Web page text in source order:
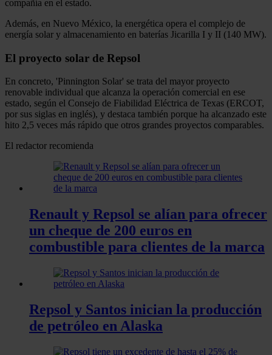
compañía en el estado.
Además, en Nuevo México, la energética opera el complejo de
energía solar y almacenamiento en baterías Jicarilla I y II (140 MW).
El proyecto solar de Repsol
En concreto, 'Pinnington Solar' se trata del mayor proyecto
renovable individual que alcanza la operación comercial en ese
estado, según el Consejo de Fiabilidad Eléctrica de Texas (ERCOT,
por sus siglas en inglés), y destaca también porque ha alcanzado este
hito 2,5 veces más rápido que otros grandes proyectos comparables.
El redactor recomienda
Renault y Repsol se alían para ofrecer
un cheque de 200 euros en
combustible para clientes de la marca
Repsol y Santos inician la producción
de petróleo en Alaska